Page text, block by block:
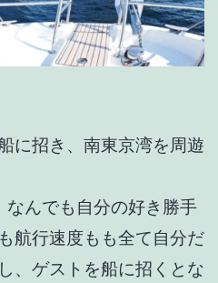
に招き、南東京湾を周遊
なんでも自分の好き勝手
航行速度もも全て自分だ
、ゲストを船に招くとな